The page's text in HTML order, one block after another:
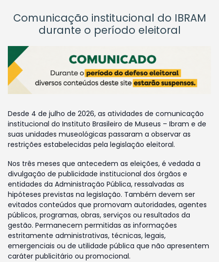
Comunicação institucional do IBRAM
durante o período eleitoral
Desde 4 de julho de 2026, as atividades de comunicação
institucional do Instituto Brasileiro de Museus – Ibram e de
suas unidades museológicas passaram a observar as
restrições estabelecidas pela legislação eleitoral.
Nos três meses que antecedem as eleições, é vedada a
divulgação de publicidade institucional dos órgãos e
entidades da Administração Pública, ressalvadas as
hipóteses previstas na legislação. Também devem ser
evitados conteúdos que promovam autoridades, agentes
públicos, programas, obras, serviços ou resultados da
gestão. Permanecem permitidas as informações
estritamente administrativas, técnicas, legais,
emergenciais ou de utilidade pública que não apresentem
caráter publicitário ou promocional.